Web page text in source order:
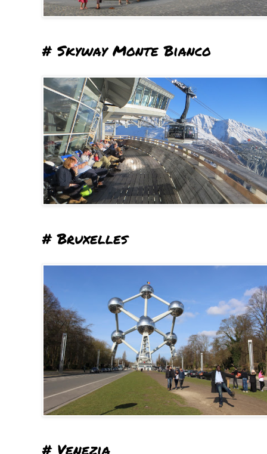
# Skyway Monte Bianco
# Bruxelles
# Venezia